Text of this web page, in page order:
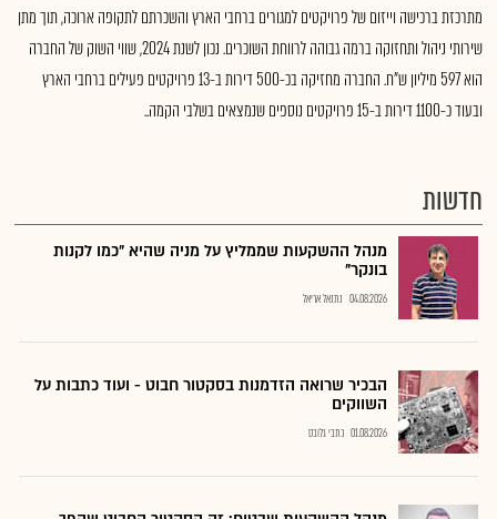
מתרכזת ברכישה וייזום של פרויקטים למגורים ברחבי הארץ והשכרתם לתקופה ארוכה, תוך מתן
שירותי ניהול ותחזוקה ברמה גבוהה לרווחת השוכרים. נכון לשנת 2024, שווי השוק של החברה
הוא 597 מיליון ש"ח. החברה מחזיקה בכ-500 דירות ב-13 פרויקטים פעילים ברחבי הארץ
ובעוד כ-1100 דירות ב-15 פרויקטים נוספים שנמצאים בשלבי הקמה..
חדשות
מנהל ההשקעות שממליץ על מניה שהיא "כמו לקנות
בונקר"
04.08.2026 נתנאל אריאל
הבכיר שרואה הזדמנות בסקטור חבוט - ועוד כתבות על
השווקים
01.08.2026 כתבי גלובס